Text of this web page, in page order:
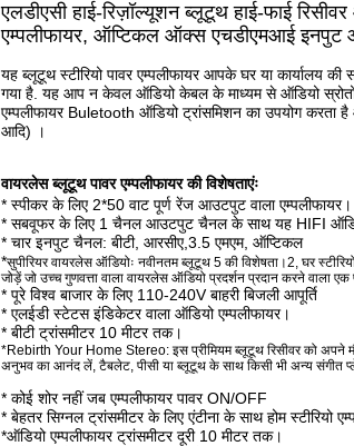
एलडीएसी हाई-रिज़ॉल्यूशन ब्लूटूथ हाई-फाई
एम्पलीफायर, ऑप्टिकल ऑक्स एचडीएमआई इनपुट
यह ब्लूटूथ स्टीरियो पावर एम्पलीफायर आपके घर या कार्यालय
गया है. यह आप न केवल ऑडियो केबल के माध्यम से ऑडियो स्रोतों
एम्पलीफायर Buletooth ऑडियो ट्रांसमिशन का उपयोग
आदि) ।
वायरलेस ब्लूटूथ पावर एम्पलीफायर की विशेषताएंः
* स्पीकर के लिए 2*50 वाट पूर्ण रेंज आउटपुट वाला एम्पलीफायर।
* सबवूफर के लिए 1 चैनल आउटपुट चैनल के साथ यह HIFI
* चार इनपुट चैनल: बीटी, आरसीए,3.5 एमएम, ऑप्टिकल
*सुपीरियर वायरलेस ऑडियोः नवीनतम ब्लूटूथ 5 की विशेषता।2, घर
जोड़ें जो उच्च गुणवत्ता वाला वायरलेस ऑडियो प्रदर्शन प्रदान करने वाला एक
* पूरे विश्व बाजार के लिए 110-240V बाहरी बिजली आपूर्ति
* एलईडी स्टेटस इंडिकेटर वाला ऑडियो एम्पलीफायर।
* बीटी ट्रांसमीटर 10 मीटर तक।
*Rebirth Your Home Stereo: इस प्रीमियम ब्लूटूथ रिसीवर को अपने
अनुभव का आनंद लें, टैबलेट, पीसी या ब्लूटूथ के साथ किसी भी अन्य संगीत
* कोई शोर नहीं जब एम्पलीफायर पावर ON/OFF
* बेहतर सिग्नल ट्रांसमीटर के लिए एंटीना के साथ होम स्टीरियो
*ऑडियो एम्पलीफायर ट्रांसमीटर दूरी 10 मीटर तक।